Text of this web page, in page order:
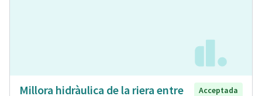
Millora hidràulica de la riera entre Acceptada